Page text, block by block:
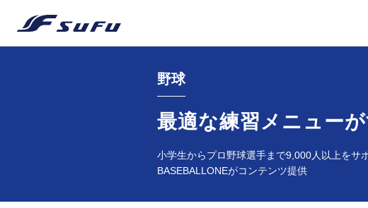
野球
最適な練習メニューが
小学生からプロ野球選手まで9,000人以上をサ
BASEBALLONEがコンテンツ提供